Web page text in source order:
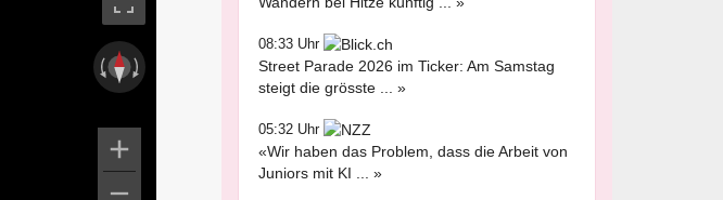
08:33 Uhr
Street Parade 2026 im Ticker: Am Samstag
steigt die grösste ... »
05:32 Uhr
«Wir haben das Problem, dass die Arbeit von
Juniors mit KI ... »